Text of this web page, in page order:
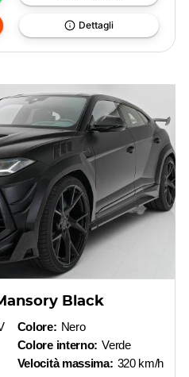
Dettagli
Black
Colore: Nero
Colore interno: Verde
Velocità massima: 320 km/h